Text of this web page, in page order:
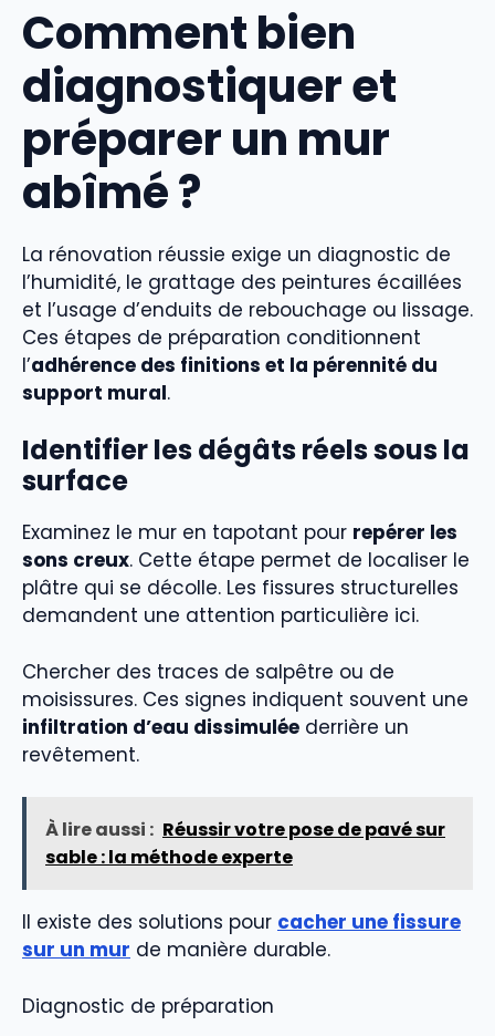
Comment bien
diagnostiquer et
préparer un mur
abîmé ?
La rénovation réussie exige un diagnostic de
l’humidité, le grattage des peintures écaillées
et l’usage d’enduits de rebouchage ou lissage.
Ces étapes de préparation conditionnent
l’adhérence des finitions et la pérennité du
support mural.
Identifier les dégâts réels sous la
surface
Examinez le mur en tapotant pour repérer les
sons creux. Cette étape permet de localiser le
plâtre qui se décolle. Les fissures structurelles
demandent une attention particulière ici.
Chercher des traces de salpêtre ou de
moisissures. Ces signes indiquent souvent une
infiltration d’eau dissimulée derrière un
revêtement.
À lire aussi : Réussir votre pose de pavé sur
sable : la méthode experte
Il existe des solutions pour cacher une fissure
sur un mur de manière durable.
Diagnostic de préparation